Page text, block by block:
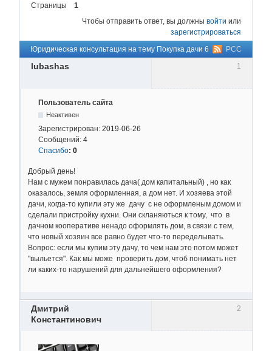
Страницы
1
Чтобы отправить ответ, вы должны войти или
зарегистрироваться
РСС
Юридическая консультация на тему Покупка дачи 6
1
lubashas
Пользователь сайта
Неактивен
Зарегистрирован: 2019-06-26
Сообщений: 4
Спасибо: 0
Добрый день!
Нам с мужем понравилась дача( дом капитальный) , но как
оказалось, земля оформленная, а дом нет. И хозяева этой
дачи, когда-то купили эту же дачу с не оформленым домом и
сделали пристройку кухни. Они скланяються к тому, что в
дачном кооперативе ненадо оформлять дом, в связи с тем,
что новый хозяин все равно будет что-то переделывать.
Вопрос: если мы купим эту дачу, то чем нам это потом может
"выльется". Как мы може проверить дом, чтоб понимать нет
ли каких-то нарушений для дальнейшего оформления?
2
Дмитрий
Константинович